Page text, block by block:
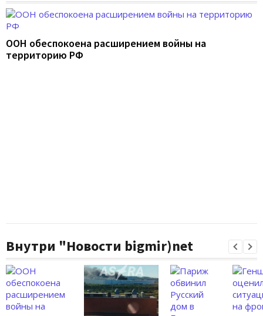
ООН обеспокоена расширением войны на
территорию РФ
Внутри "Новости bigmir)net